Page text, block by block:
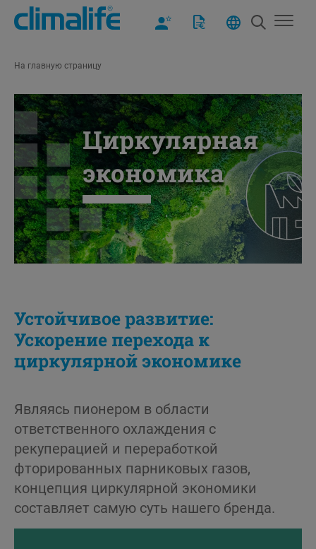
На главную страницу
Циркулярная
экономика
Устойчивое развитие:
Ускорение перехода к
циркулярной экономике
Являясь пионером в области
ответственного охлаждения с
рекуперацией и переработкой
фторированных парниковых газов,
концепция циркулярной экономики
составляет самую суть нашего бренда.